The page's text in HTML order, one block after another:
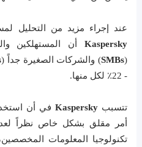
عند إجراء مزيد من التحليل
Kaspersky
أن المستهلكين
(
SMBs) والشركات الصغيرة جداً (
- 22٪ لكل منها.
تتسبب Kaspersky في أن
أمر مقلق بشكل خاص نظراً
تكنولوجيا المعلومات